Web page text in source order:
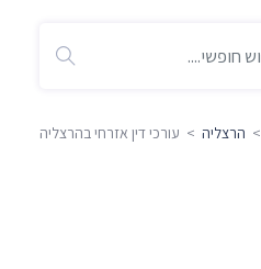
> הרצליה > עורכי דין אזרחי בהרצליה